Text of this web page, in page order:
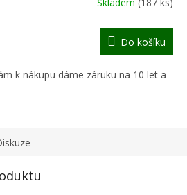
M
A
Do košíku
k nákupu dáme záruku na 10 let a